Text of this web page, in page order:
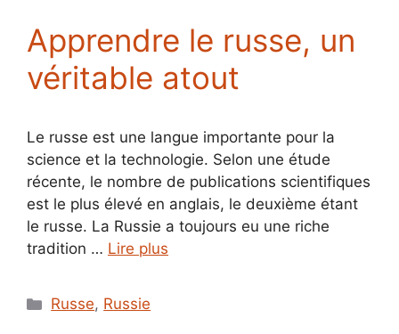
Apprendre le russe, un
véritable atout
Le russe est une langue importante pour la
science et la technologie. Selon une étude
récente, le nombre de publications scientifiques
est le plus élevé en anglais, le deuxième étant
le russe. La Russie a toujours eu une riche
tradition … Lire plus
Catégories
Russe, Russie